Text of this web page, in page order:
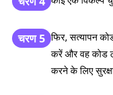
चरण 5 फिर, सत्यापन
करें और वह कोड
करने के लिए